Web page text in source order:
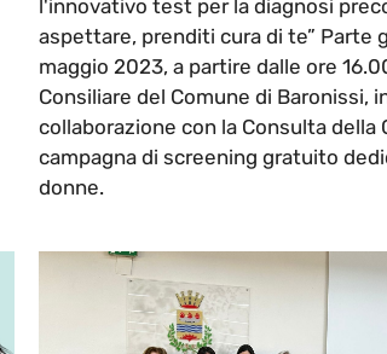
l'innovativo test per la diagnosi
aspettare, prenditi cura di te” Parte
maggio 2023, a partire dalle ore
Consiliare del Comune di Baronissi,
collaborazione con la Consulta della
campagna di screening gratuito
donne.